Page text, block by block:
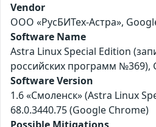
Vendor
ООО «РусБИТех-Астра»,
Software Name
Astra Linux Special Edition
российских программ №369),
Software Version
1.6 «Смоленск» (Astra Linux
68.0.3440.75 (Google Chrome)